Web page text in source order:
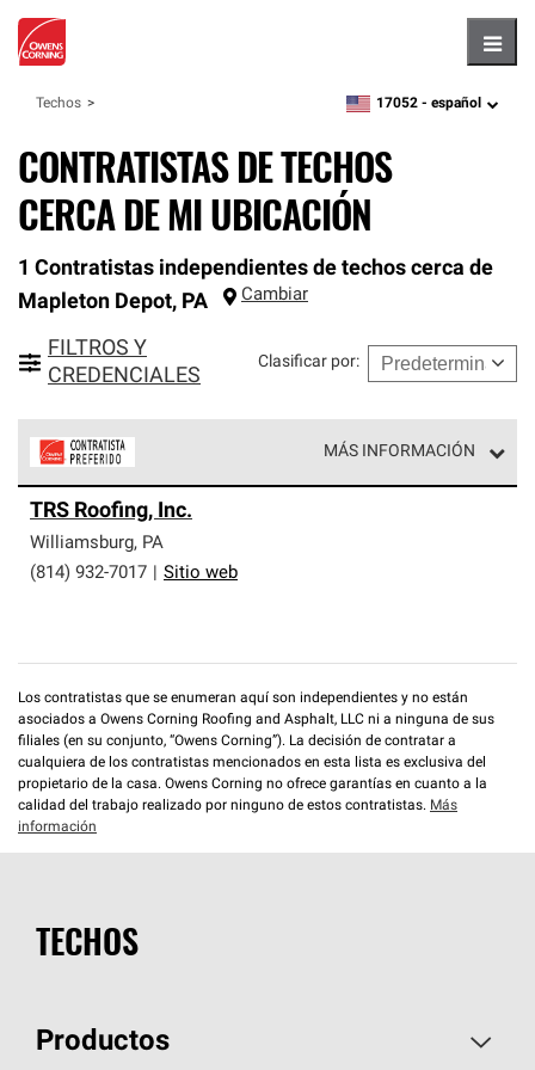
Techos zipcode,language
17052 - español
CONTRATISTAS DE TECHOS
CERCA DE MI UBICACIÓN
1 Contratistas independientes de techos cerca de
Mapleton Depot, PA Cambiar
FILTROS Y
CREDENCIALES
Clasificar por:
MÁS INFORMACIÓN
parte de una red exclusiva de profesionales de techos
que cumplen con altos estándares y requisitos estrictos
de profesionalismo y confiabilidad.
TRS Roofing, Inc.
Williamsburg, PA
(814) 932-7017
Sitio web
Los contratistas que se enumeran aquí son independientes y no están
asociados a Owens Corning Roofing and Asphalt, LLC ni a ninguna de sus
filiales (en su conjunto, “Owens Corning”). La decisión de contratar a
cualquiera de los contratistas mencionados en esta lista es exclusiva del
propietario de la casa. Owens Corning no ofrece garantías en cuanto a la
calidad del trabajo realizado por ninguno de estos contratistas. Más
información
TECHOS
Productos